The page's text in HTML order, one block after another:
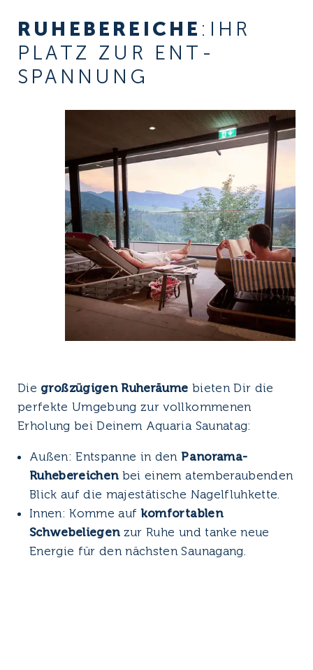
RUHE­BEREICHE :IHR
PLATZ ZUR ENT­
SPANNUNG
Die großzügigen Ruheräume bieten Dir die
perfekte Umgebung zur vollkommenen
Erholung bei Deinem Aquaria Saunatag:
Außen: Entspanne in den Panorama-
Ruhebereichenbei einem atemberaubenden
Blick auf die majestätische Nagelfluhkette.
Innen: Komme auf komfortablen
Schwebeliegenzur Ruhe und tanke neue
Energie für den nächsten Saunagang.